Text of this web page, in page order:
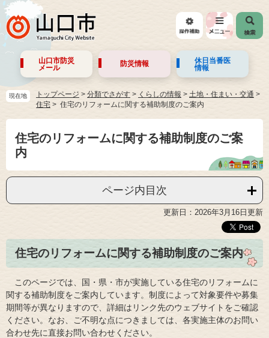
山口市防災
メール
防災情報
休日当番医
情報
現在地 トップページ > 分類でさがす > くらしの情報 > 土地・住まい・交通 >
住宅
住宅のリフォームに関する補助制度のご案内
住宅のリフォームに関する補助制度のご案
内
ページ内目次
更新日：2026年3月16日更新
住宅のリフォームに関する補助制度のご案内
このページでは、国・県・市が実施している住宅のリフォームに
関する補助制度をご案内しています。制度によって対象要件や募集
期間等が異なりますので、詳細はリンク先のウェブサイトをご確認
ください。なお、ご不明な点につきましては、各実施主体のお問い
合わせ先に直接お問い合わせください。​